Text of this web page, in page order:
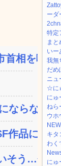
首相を嘲笑
ならない...
作品に絶...
そう…会...
ーダ
特定
まと
いー
我無
だめ
ニュ
☆に
に
ねら
ウホ
キタ
わく
にゅ